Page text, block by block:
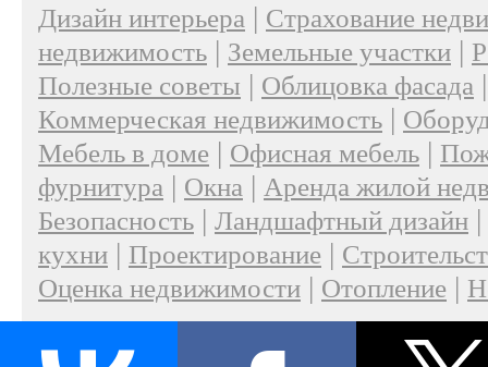
Дизайн интерьера | Страхование
недвижимость | Земельные участки |
Полезные советы | Облицовка фасада
Коммерческая недвижимость |
Мебель в доме | Офисная мебель |
фурнитура | Окна | Аренда жилой
Безопасность | Ландшафтный дизайн |
кухни | Проектирование |
Оценка недвижимости | Отопление |
О проекте|